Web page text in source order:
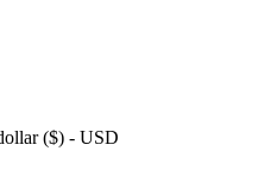
($) - USD